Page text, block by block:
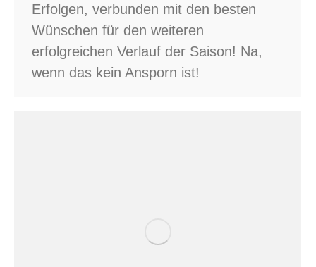
Erfolgen, verbunden mit den besten
Wünschen für den weiteren
erfolgreichen Verlauf der Saison! Na,
wenn das kein Ansporn ist!